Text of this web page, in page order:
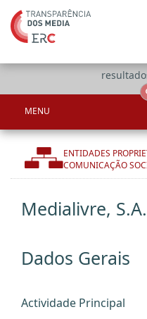
MENU
ENTIDADES
COMUNICAÇÃO
Medialivre, S.A.
Dados Gerais
Actividade Principal